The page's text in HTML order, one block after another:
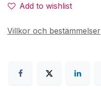
Add to wishlist
Villkor och bestämmelser